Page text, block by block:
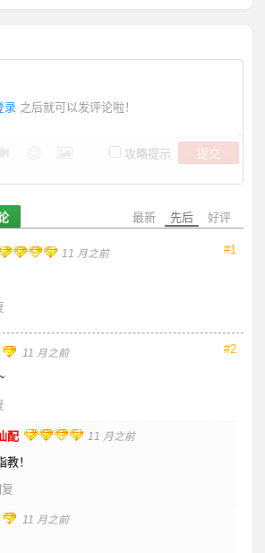
录 之后就可以发评论啦！
攻略提示
提交
最新 先后 好评
#1
11 月之前
#2
11 月之前
配 11 月之前
！
11 月之前